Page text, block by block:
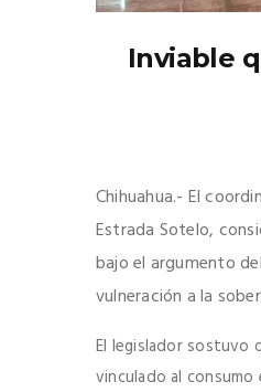
Inviable
Chihuahua.- El
Estrada Sotelo,
bajo el argumento
vulneración a la
El legislador sostuvo
vinculado al